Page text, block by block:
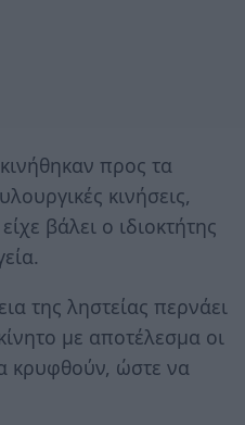
προς τα
κινήσεις,
βάλει ο ιδιοκτήτης
της ληστείας περνάει
με αποτέλεσμα οι
κρυφθούν, ώστε να